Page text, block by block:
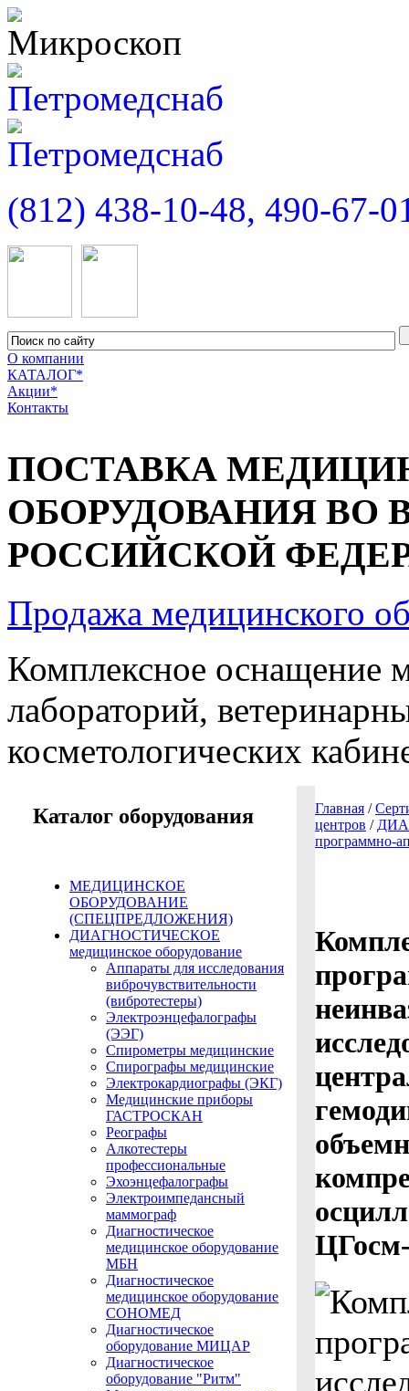
(812) 438-10-48, 490-67-
О компании
КАТАЛОГ*
Акции*
Контакты
ПОСТАВКА
ОБОРУДОВАНИЯ ВО
РОССИЙСКОЙ
Продажа медицинского
Комплексное оснащение
лабораторий,
косметологических
Каталог оборудования
МЕДИЦИНСКОЕ
ОБОРУДОВАНИЕ
(СПЕЦПРЕДЛОЖЕНИЯ)
ДИАГНОСТИЧЕСКОЕ
медицинское оборудование
Аппараты для исследования
виброчувствительности
(вибротестеры)
Электроэнцефалографы
(ЭЭГ)
Спирометры медицинские
Спирографы медицинские
Электрокардиографы (ЭКГ)
Медицинские приборы
ГАСТРОСКАН
Реографы
Алкотестеры
профессиональные
Эхоэнцефалографы
Электроимпедансный
маммограф
Диагностическое
медицинское оборудование
МБН
Диагностическое
медицинское оборудование
СОНОМЕД
Диагностическое
оборудование МИЦАР
Диагностическое
оборудование "Ритм"
Главная /
центров /
программно-